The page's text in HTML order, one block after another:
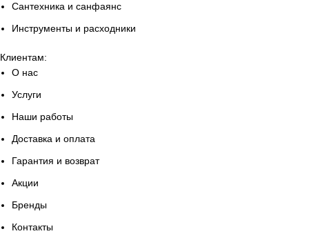
Сантехника и санфаянс
Инструменты и расходники
Клиентам:
О нас
Услуги
Наши работы
Доставка и оплата
Гарантия и возврат
Акции
Бренды
Контакты